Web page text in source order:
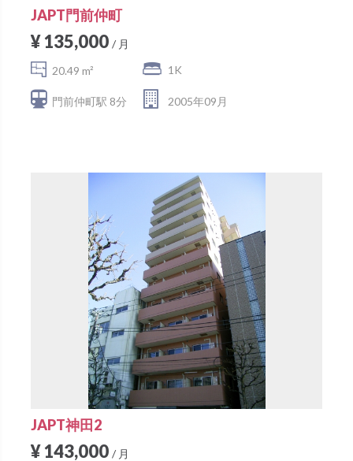
JAPT門前仲町
¥ 135,000 / 月
20.49 m²
門前仲町駅 8分
1K
2005年09月
JAPT神田2
¥ 143,000 / 月